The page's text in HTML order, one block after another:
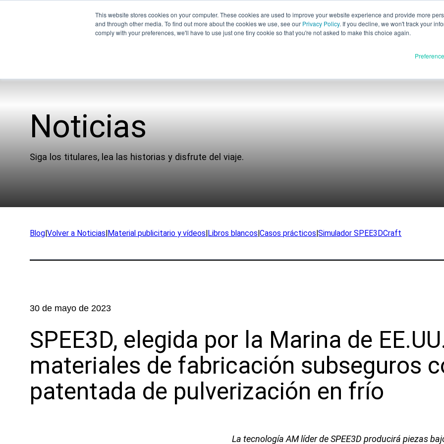
This website stores cookies on your computer. These cookies are used to improve your website experience and provide more
and through other media. To find out more about the cookies we use, see our Privacy Policy. If you decline, we won't track your
comply with your preferences, we'll have to use just one tiny cookie so that you're not asked to make this choice again.
Español
Français
Evaluación
Empresa
Socios
XSPEE3D
Aplicaciones
Expedicionario
Industrias
Defensa
OEMs
Fabricación
Material publicitario y vídeos
Póngase en
contacto
Consultas
Suscripción al boletín de
Atención al cliente
Noticias
Siga los titulares, lea las historias y disfrute del viaje.
Blog|Volver a Noticias|Material publicitario y vídeos|Libros blancos|Casos prácticos|Simulador SPEE3DCraft
30 de mayo de 2023
SPEE3D, elegida por la Marina de
materiales de fabricación subseguros
patentada de pulverización en frío
La tecnología AM líder de SPEE3D producirá piezas